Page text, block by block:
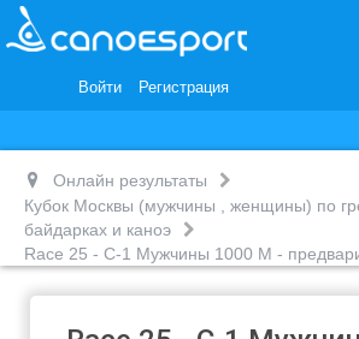
Войти Регистрация
Награды и Благодарности
Онлайн результаты
Кубок Москвы (мужчины , женщины) по
байдарках и каноэ
Race 25 - С-1 Мужчины 1000 М -